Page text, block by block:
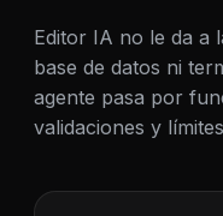
Editor IA no le da a
base de datos ni
agente pasa por
validaciones y